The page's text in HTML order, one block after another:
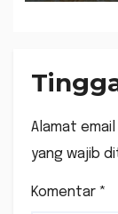
Alamat
yang wajib
Komentar *